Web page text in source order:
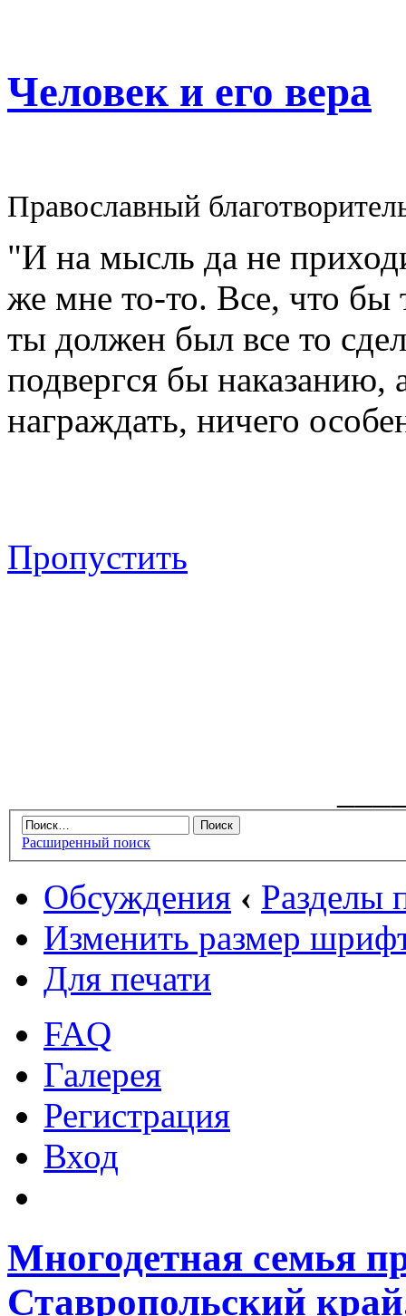
Человек и его вера
Православный
"И на мысль да не
же мне то-то. Все, что
ты должен был все то
подвергся бы наказанию,
награждать, ничего
Пропустить
Расширенный поиск
Обсуждения ‹ Разделы
Изменить размер
Для печати
FAQ
Галерея
Регистрация
Вход
Многодетная семья
Ставропольский